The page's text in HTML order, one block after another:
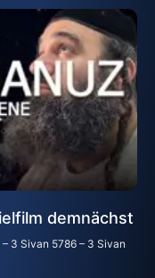
demnächst
3 Sivan 5786 – 3 Sivan